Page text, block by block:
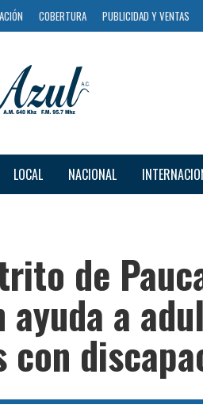
COBERTURA PUBLICIDAD Y VENTAS
LOCAL NACIONAL
de
ayuda a
con